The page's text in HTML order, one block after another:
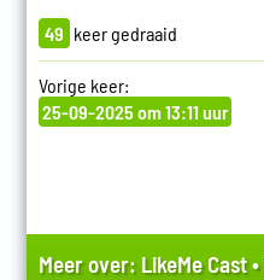
49 keer gedraaid
Vorige keer:
25-09-2025 om 13:11 uur
Meer over: LikeMe Cast•